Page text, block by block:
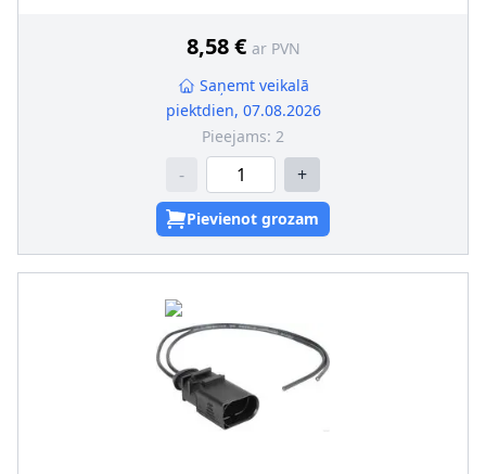
8,58 € ar PVN
Saņemt veikalā
piektdien, 07.08.2026
Pieejams: 2
- +
Pievienot grozam